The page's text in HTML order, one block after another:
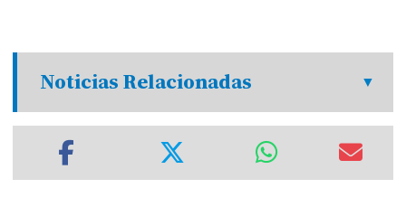
Noticias Relacionadas